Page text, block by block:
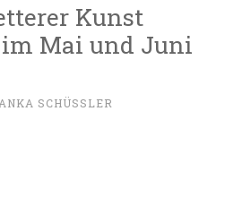
Kunst
Mai und Juni
SCHÜSSLER